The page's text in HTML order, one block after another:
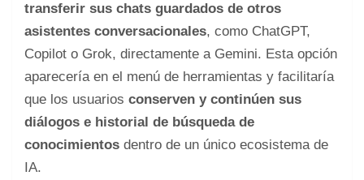
transferir sus chats guardados de otros
asistentes conversacionales, como ChatGPT,
Copilot o Grok, directamente a Gemini. Esta opción
aparecería en el menú de herramientas y facilitaría
que los usuarios conserven y continúen sus
diálogos e historial de búsqueda de
conocimientos dentro de un único ecosistema de
IA.